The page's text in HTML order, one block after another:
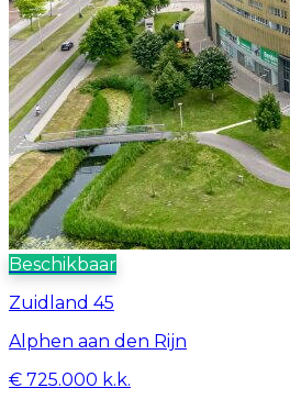
Beschikbaar
Zuidland 45
Alphen aan den Rijn
€ 725.000 k.k.